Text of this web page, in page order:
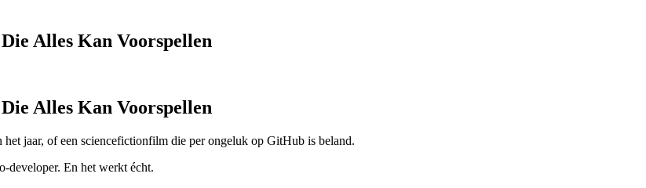
Alles Kan Voorspellen
Alles Kan Voorspellen
jaar, of een sciencefictionfilm die per ongeluk op GitHub is beland.
developer. En het werkt écht.